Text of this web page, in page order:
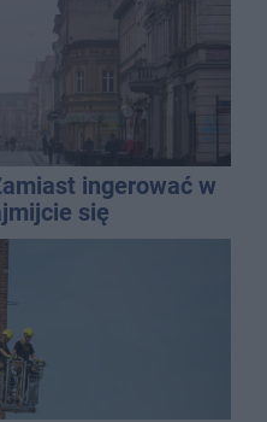
ingerować w
się